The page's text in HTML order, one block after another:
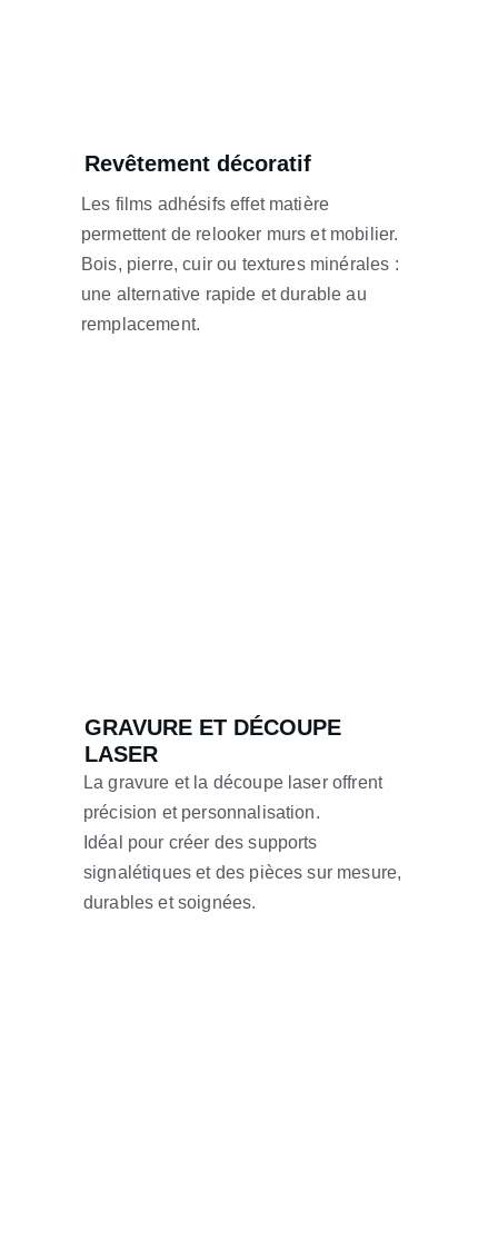
Revêtement décoratif
Les films adhésifs effet matière
permettent de relooker murs et mobilier.
Bois, pierre, cuir ou textures minérales :
une alternative rapide et durable au
remplacement.
La gravure et la découpe laser offrent
précision et personnalisation.
Idéal pour créer des supports
signalétiques et des pièces sur mesure,
durables et soignées.
GRAVURE ET DÉCOUPE
LASER